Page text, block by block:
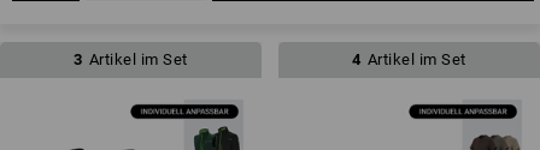
3 Artikel im Set 4 Artikel im Set